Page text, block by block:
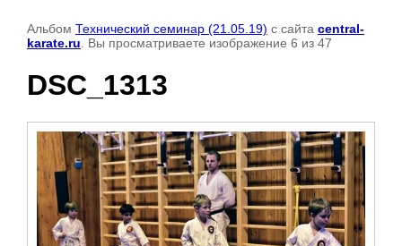
Альбом Технический семинар (21.05.19) с сайта central-
karate.ru . Вы просматриваете изображение 6 из 47
DSC_1313